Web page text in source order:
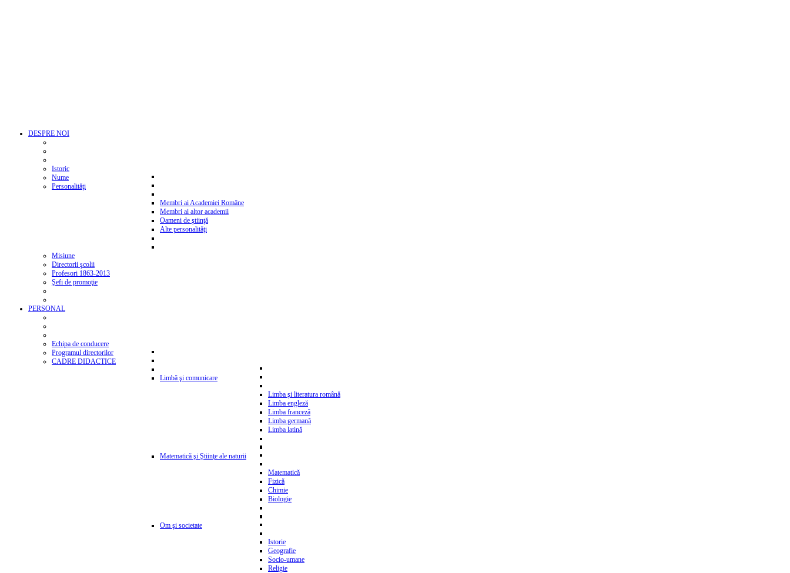
DESPRE NOI
Istoric
Nume
Personalităţi
Membri ai Academiei Române
Membri ai altor academii
Oameni de ştiinţă
Alte personalităţi
Misiune
Directorii şcolii
Profesori 1863-2013
Şefi de promoţie
PERSONAL
Echipa de conducere
Programul directorilor
CADRE DIDACTICE
Limbă şi comunicare
Limba şi literatura română
Limba engleză
Limba franceză
Limba germană
Limba latină
Matematică şi Ştiinţe ale naturii
Matematică
Fizică
Chimie
Biologie
Om şi societate
Istorie
Geografie
Socio-umane
Religie